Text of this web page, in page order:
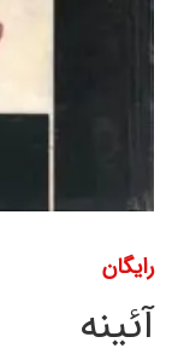
رایگان
آئینه